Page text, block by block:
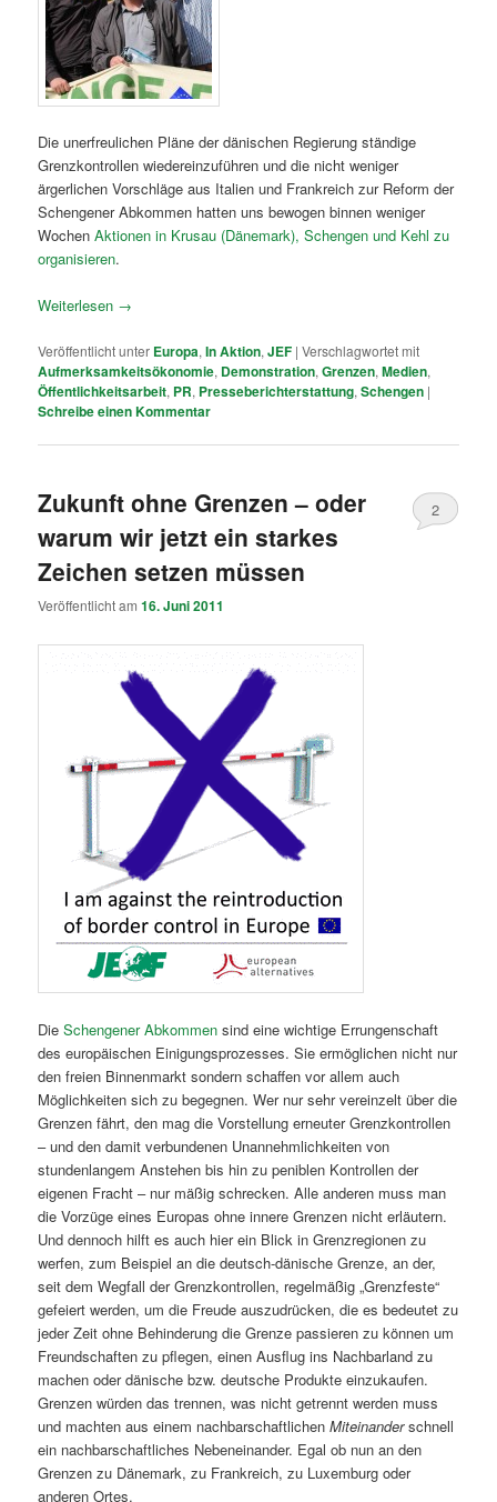
Die unerfreulichen Pläne der dänischen Regierung ständige
Grenzkontrollen wiedereinzuführen und die nicht weniger
ärgerlichen Vorschläge aus Italien und Frankreich zur Reform der
Schengener Abkommen hatten uns bewogen binnen weniger
WochenAktionen in Krusau (Dänemark), Schengen und Kehl zu
organisieren.
Weiterlesen →
Veröffentlicht unter Europa,In Aktion,JEF |Verschlagwortet mit
Aufmerksamkeitsökonomie, Demonstration,Grenzen,Medien,
Öffentlichkeitsarbeit, PR, Presseberichterstattung,Schengen |
Schreibe einen Kommentar
Zukunft ohne Grenzen – oder
warum wir jetzt ein starkes
Zeichen setzen müssen
Veröffentlicht am16. Juni 2011
2
DieSchengener Abkommen sind eine wichtige Errungenschaft
des europäischen Einigungsprozesses. Sie ermöglichen nicht nur
den freien Binnenmarkt sondern schaffen vor allem auch
Möglichkeiten sich zu begegnen. Wer nur sehr vereinzelt über die
Grenzen fährt, den mag die Vorstellung erneuter Grenzkontrollen
– und den damit verbundenen Unannehmlichkeiten von
stundenlangem Anstehen bis hin zu peniblen Kontrollen der
eigenen Fracht – nur mäßig schrecken. Alle anderen muss man
die Vorzüge eines Europas ohne innere Grenzen nicht erläutern.
Und dennoch hilft es auch hier ein Blick in Grenzregionen zu
werfen, zum Beispiel an die deutsch-dänische Grenze, an der,
seit dem Wegfall der Grenzkontrollen, regelmäßig „Grenzfeste“
gefeiert werden, um die Freude auszudrücken, die es bedeutet zu
jeder Zeit ohne Behinderung die Grenze passieren zu können um
Freundschaften zu pflegen, einen Ausflug ins Nachbarland zu
machen oder dänische bzw. deutsche Produkte einzukaufen.
Grenzen würden das trennen, was nicht getrennt werden muss
und machten aus einem nachbarschaftlichenMiteinanderschnell
ein nachbarschaftliches Nebeneinander. Egal ob nun an den
Grenzen zu Dänemark, zu Frankreich, zu Luxemburg oder
anderen Ortes.